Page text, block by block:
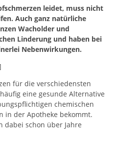
leidet, muss nicht
Auch ganz natürliche
Wacholder und
Linderung und haben bei
Nebenwirkungen.
für die verschiedensten
eine gesunde Alternative
chemischen
in der Apotheke bekommt.
dabei schon über Jahre